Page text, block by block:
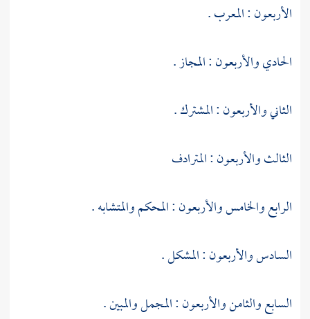
الأربعون : المعرب .
الحادي والأربعون : المجاز .
الثاني والأربعون : المشترك .
الثالث والأربعون : المترادف
الرابع والخامس والأربعون : المحكم والمتشابه .
السادس والأربعون : المشكل .
السابع والثامن والأربعون : المجمل والمبين .